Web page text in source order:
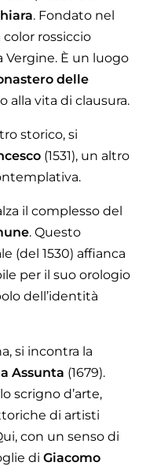
. Fondato nel
color rossiccio
Vergine. È un luogo
delle
alla vita di clausura.
storico, si
(1531), un altro
il complesso del
. Questo
(del 1530) affianca
per il suo orologio
dell’identità
si incontra la
Assunta (1679).
scrigno d’arte,
di artisti
con un senso di
di Giacomo